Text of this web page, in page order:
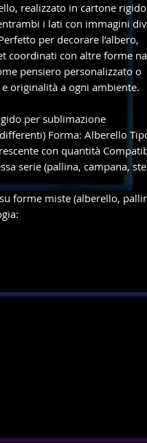
realizzato in cartone
i lati con immagini
per decorare l’albero,
coordinati con altre forme
pensiero personalizzato o
originalità a ogni ambiente.
per sublimazione
Forma: Alberello
con quantità
serie (pallina, campana,
forme miste (alberello,